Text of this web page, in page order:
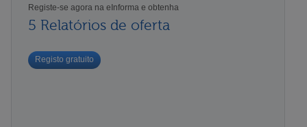
Registe-se agora na eInforma e obtenha
5 Relatórios de oferta
Registo gratuito